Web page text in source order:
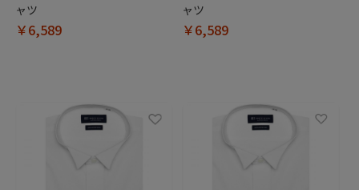
ャツ
￥6,589
ャツ
￥6,589